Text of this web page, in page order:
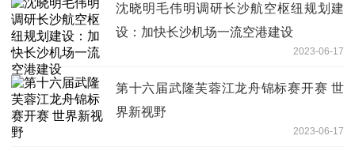
沈晓明毛伟明调研长沙航空枢纽规划建
设：加快长沙机场一流空港建设
2023-06-17
第十六届武隆芙蓉江龙舟锦标赛开赛 世
界新视野
2023-06-17